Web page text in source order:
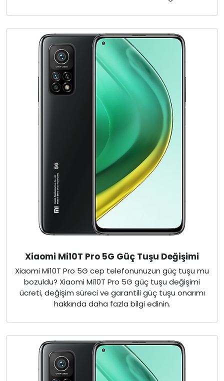
Xiaomi Mi10T Pro 5G Güç Tuşu Değişimi
Xiaomi Mi10T Pro 5G cep telefonunuzun güç tuşu mu
bozuldu? Xiaomi Mi10T Pro 5G güç tuşu değişimi
ücreti, değişim süreci ve garantili güç tuşu onarımı
hakkında daha fazla bilgi edinin.